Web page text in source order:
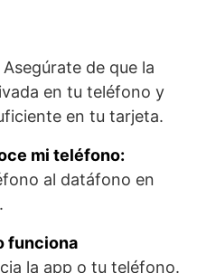
Asegúrate de que la
en tu teléfono y
en tu tarjeta.
mi teléfono:
al datáfono en
funciona
la app o tu teléfono.